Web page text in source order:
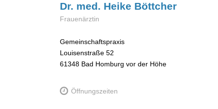
Dr. med. Heike Böttcher
Frauenärztin
Gemeinschaftspraxis
Louisenstraße 52
61348 Bad Homburg vor der Höhe
Öffnungszeiten